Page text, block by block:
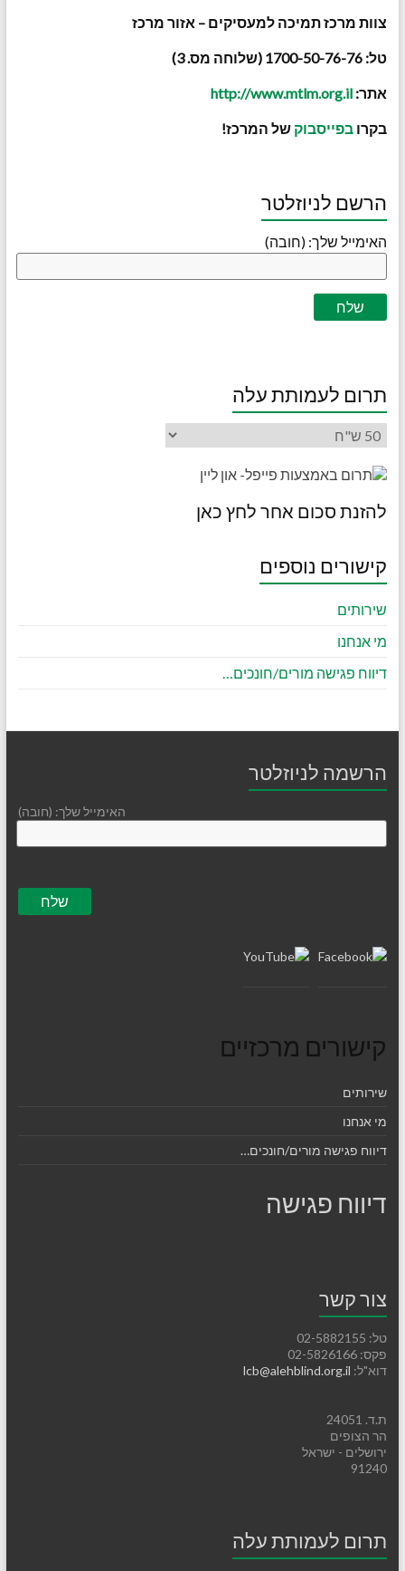
צוות מרכז תמיכה למעסיקים – אזור מרכז
טל: 1700-50-76-76 (שלוחה מס. 3)
אתר: http://www.mtlm.org.il
בקרו בפייסבוק של המרכז!
הרשם לניוזלטר
האימייל שלך: (חובה)
תרום לעמותת עלה
להזנת סכום אחר לחץ כאן
קישורים נוספים
שירותים
מי אנחנו
דיווח פגישה מורים/חונכים…
הרשמה לניוזלטר
האימייל שלך: (חובה)
קישורים מרכזיים
שירותים
מי אנחנו
דיווח פגישה מורים/חונכים…
דיווח פגישה
צור קשר
טל: 02-5882155
פקס: 02-5826166
דוא"ל:
ת.ד. 24051
הר הצופים
ירושלים - ישראל
91240
תרום לעמותת עלה